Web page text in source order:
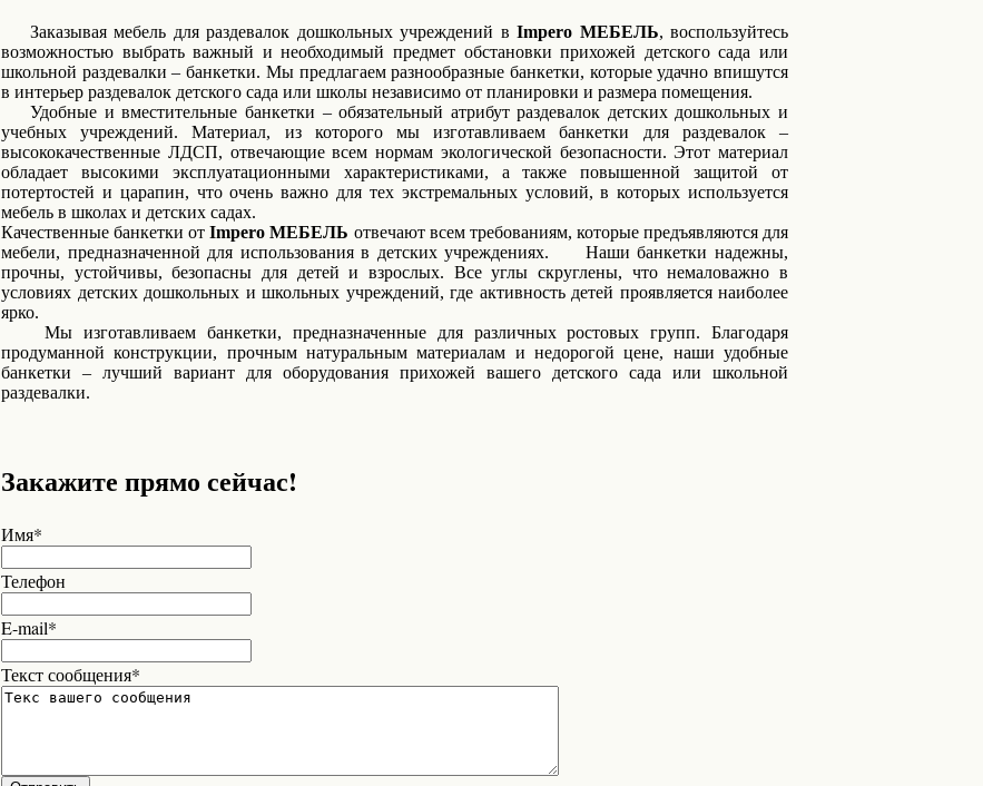
Заказывая мебель для раздевалок дошкольных учреждений вImpero МЕБЕЛЬ, воспользуйтесь
возможностью выбрать важный и необходимый предмет обстановки прихожей детского сада или
школьной раздевалки – банкетки. Мы предлагаем разнообразные банкетки, которые удачно впишутся
в интерьер раздевалок детского сада или школы независимо от планировки и размера помещения.
Удобные и вместительные банкетки – обязательный атрибут раздевалок детских дошкольных и
учебных учреждений. Материал, из которого мы изготавливаем банкетки для раздевалок –
высококачественные ЛДСП, отвечающие всем нормам экологической безопасности. Этот материал
обладает высокими эксплуатационными характеристиками, а также повышенной защитой от
потертостей и царапин, что очень важно для тех экстремальных условий, в которых используется
мебель в школах и детских садах.
Качественные банкетки отImpero МЕБЕЛЬ отвечают всем требованиям, которые предъявляются для
мебели, предназначенной для использования в детских учреждениях. Наши банкетки надежны,
прочны, устойчивы, безопасны для детей и взрослых. Все углы скруглены, что немаловажно в
условиях детских дошкольных и школьных учреждений, где активность детей проявляется наиболее
ярко.
Мы изготавливаем банкетки, предназначенные для различных ростовых групп. Благодаря
продуманной конструкции, прочным натуральным материалам и недорогой цене, наши удобные
банкетки – лучший вариант для оборудования прихожей вашего детского сада или школьной
раздевалки.
Закажите прямо сейчас!
Имя*
Телефон
E-mail*
Текст сообщения*